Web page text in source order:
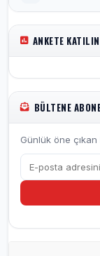
ANKETE KATILIN
BÜLTENE
Günlük öne